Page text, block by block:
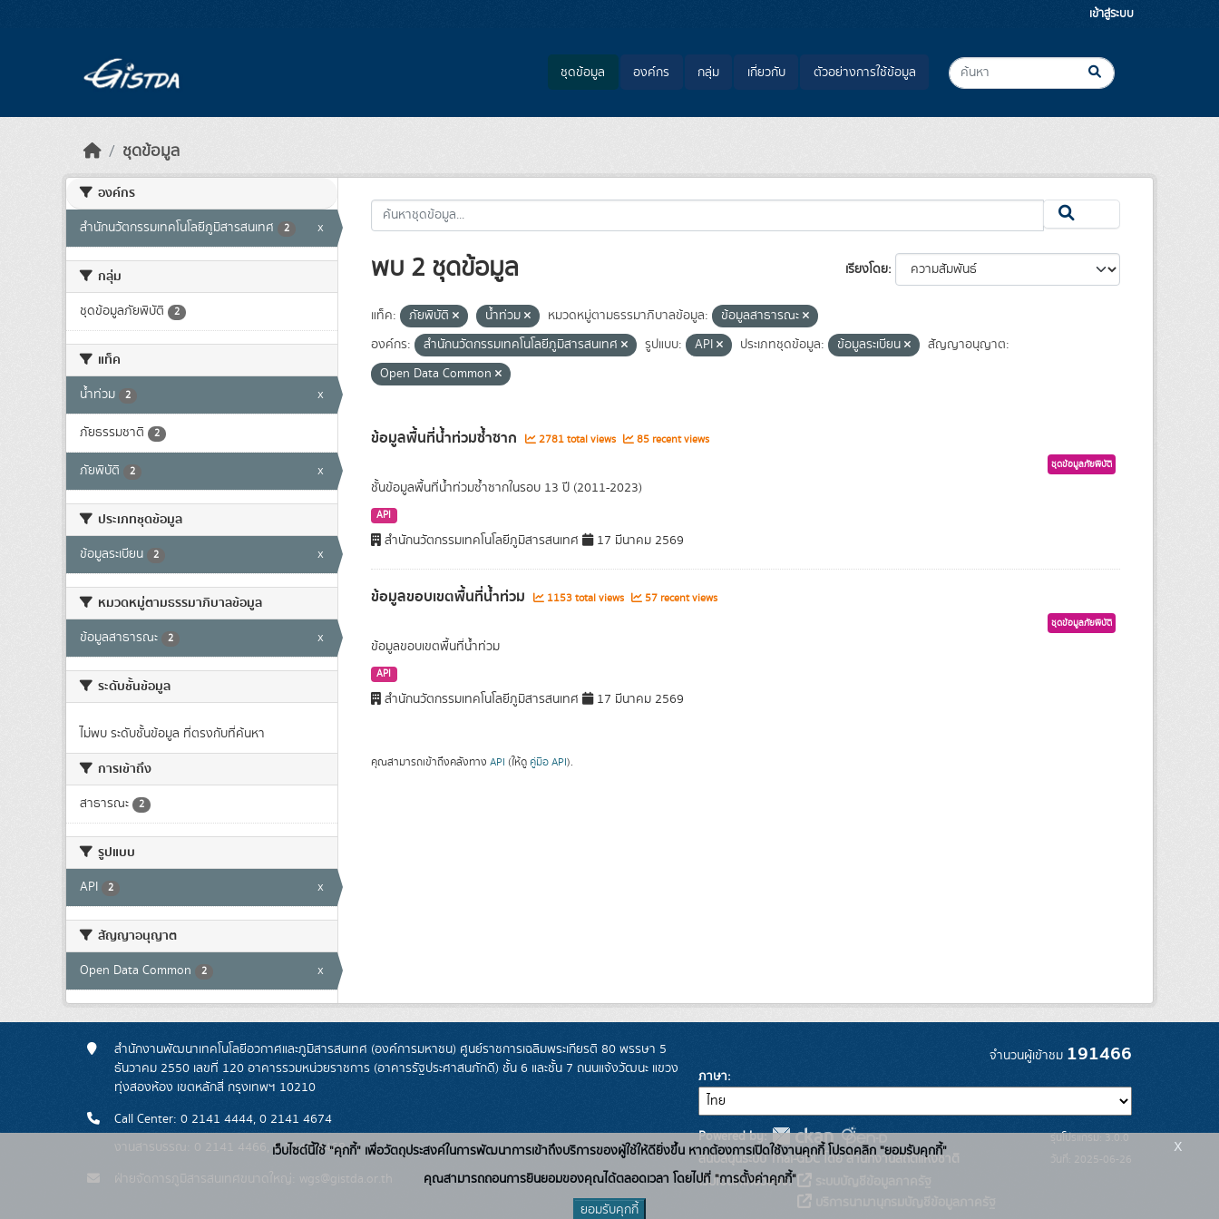
เข้าสู่ระบบ
ชุดข้อมูล องค์กร กลุ่ม เกี่ยวกับ ตัวอย่างการใช้ข้อมูล
ชุดข้อมูล
องค์กร
สำนักนวัตกรรมเทคโนโลยีภูมิสารสนเทศ 2 x
กลุ่ม
ชุดข้อมูลภัยพิบัติ 2
แท็ค
น้ำท่วม 2 x
ภัยธรรมชาติ 2
ภัยพิบัติ 2 x
ประเภทชุดข้อมูล
ข้อมูลระเบียน 2 x
หมวดหมู่ตามธรรมาภิบาลข้อมูล
ข้อมูลสาธารณะ 2 x
ระดับชั้นข้อมูล
ไม่พบ ระดับชั้นข้อมูล ที่ตรงกับที่ค้นหา
การเข้าถึง
สาธารณะ 2
รูปแบบ
API 2 x
สัญญาอนุญาต
Open Data Common 2 x
เรียงโดย
พบ 2 ชุดข้อมูล
แท็ค: ภัยพิบัติ น้ำท่วม หมวดหมู่ตามธรรมาภิบาลข้อมูล:
ข้อมูลสาธารณะ
องค์กร:
สำนักนวัตกรรมเทคโนโลยีภูมิสารสนเทศ รูปแบบ: API ประเภทชุดข้อมูล: ข้อมูลระเบียน
สัญญาอนุญาต:
Open Data Common
ข้อมูลพื้นที่น้ำท่วมซ้ำซาก 2781 total views 85 recent views
ชุดข้อมูลภัยพิบัติ
ชั้นข้อมูลพื้นที่น้ำท่วมซ้ำซากในรอบ 13 ปี (2011-2023)
API
สำนักนวัตกรรมเทคโนโลยีภูมิสารสนเทศ 17 มีนาคม 2569
ข้อมูลขอบเขตพื้นที่น้ำท่วม 1153 total views 57 recent views
ชุดข้อมูลภัยพิบัติ
ข้อมูลขอบเขตพื้นที่น้ำท่วม
API
สำนักนวัตกรรมเทคโนโลยีภูมิสารสนเทศ 17 มีนาคม 2569
คุณสามารถเข้าถึงคลังทาง API (ให้ดู คู่มือ API).
สำนักงานพัฒนาเทคโนโลยีอวกาศและภูมิสารสนเทศ (องค์การมหาชน) ศูนย์ราชการเฉลิมพระเกียรติ 80 พรรษา 5
ธันวาคม 2550 เลขที่ 120 อาคารรวมหน่วยราชการ (อาคารรัฐประศาสนภักดี) ชั้น 6 และชั้น 7 ถนนแจ้งวัฒนะ แขวง
ทุ่งสองห้อง เขตหลักสี่ กรุงเทพฯ 10210
Call Center: 0 2141 4444, 0 2141 4674
งานสารบรรณ: 0 2141 4466, 0 2141 4468
ฝ่ายจัดการภูมิสารสนเทศขนาดใหญ่: wgs@gistda.or.th
จำนวนผู้เข้าชม 191466
ภาษา
Powered by:
สนับสนุนระบบ Thai-GDC โดย สำนักงานสถิติแห่งชาติ
เว็บไซต์ที่เกี่ยวข้อง:
รุ่นโปรแกรม: 3.0.0
วันที่: 2025-06-26
เว็บไซต์นี้ใช้ "คุกกี้" เพื่อวัตถุประสงค์ในการพัฒนาการเข้าถึงบริการของผู้ใช้ให้ดียิ่งขึ้น หากต้องการเปิดใช้งานคุกกี้ โปรดคลิก "ยอมรับคุกกี้"
คุณสามารถถอนการยินยอมของคุณได้ตลอดเวลา โดยไปที่ "การตั้งค่าคุกกี้"
ยอมรับคุกกี้
x